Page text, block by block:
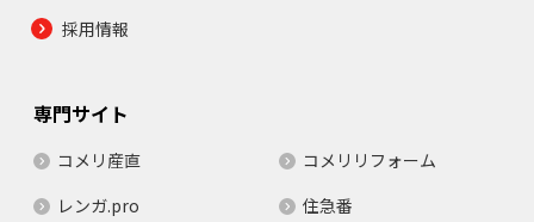
採用情報
専門サイト
コメリ産直
コメリリフォーム
レンガ.pro
住急番